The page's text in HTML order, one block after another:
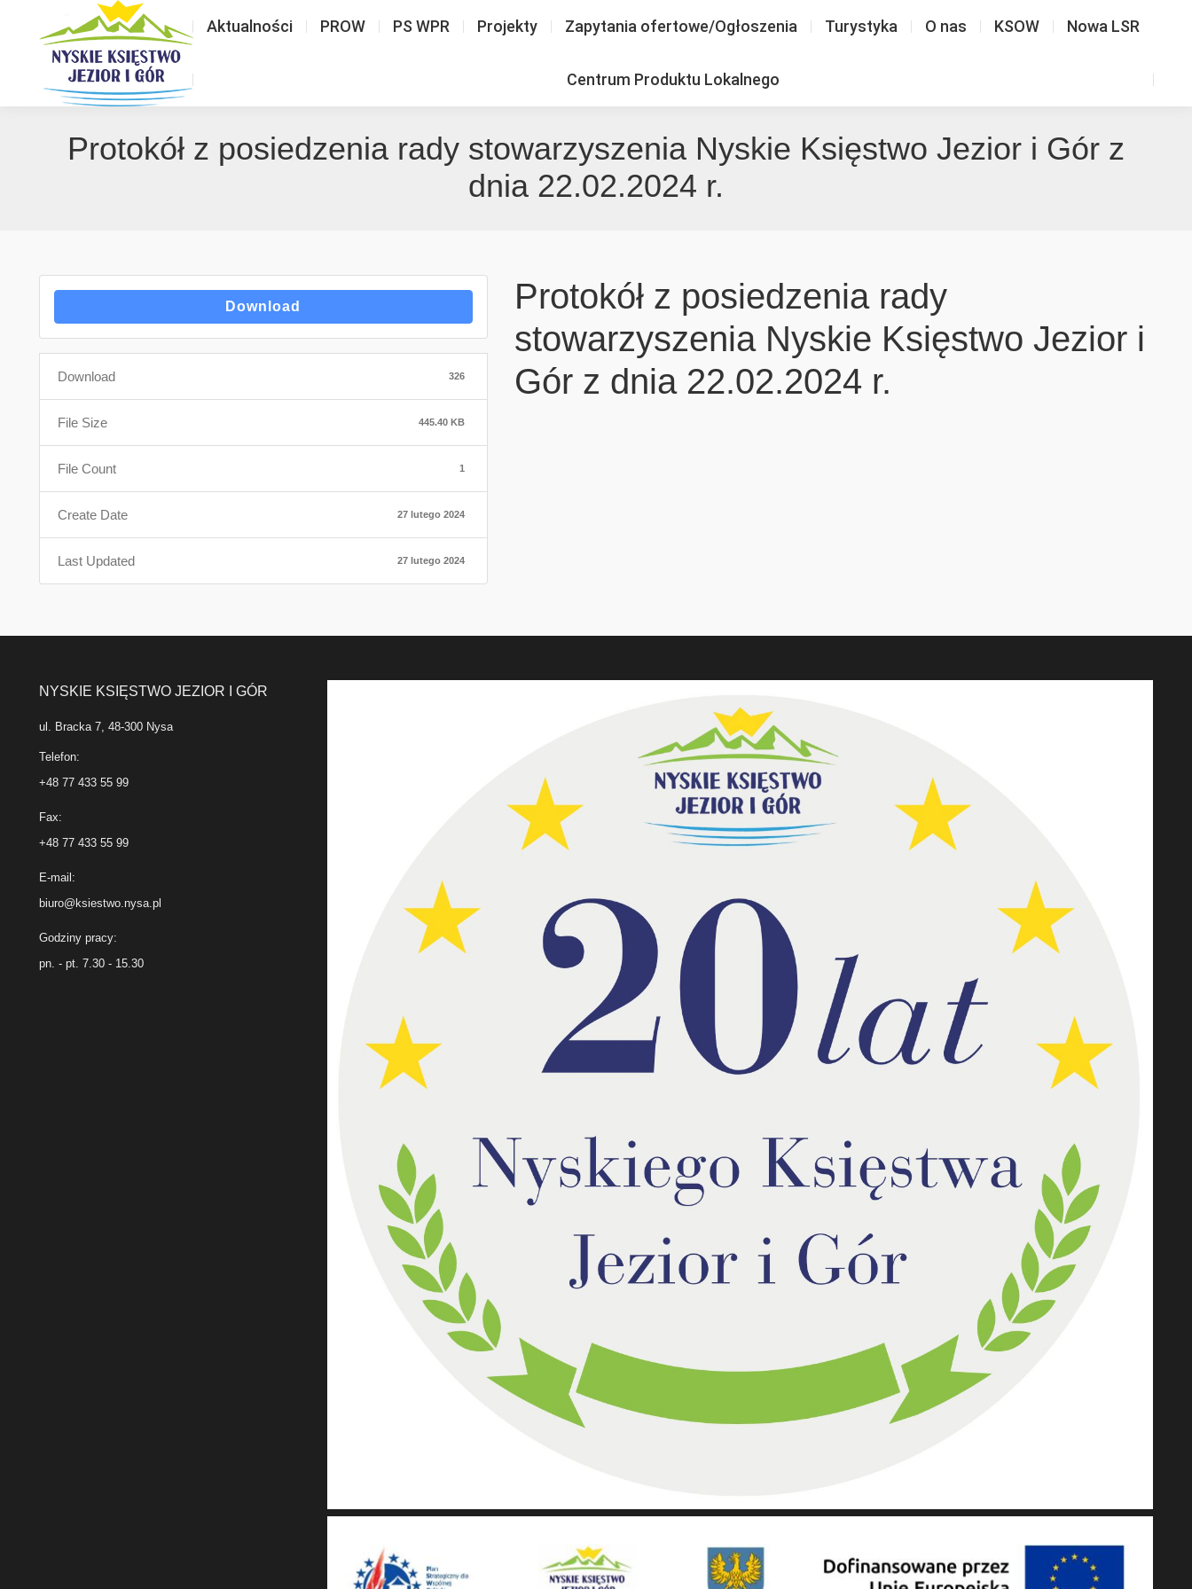
Aktualności PROW PS WPR Projekty Zapytania ofertowe/Ogłoszenia Turystyka O nas KSOW Nowa LSR
Centrum Produktu Lokalnego
Protokół z posiedzenia rady stowarzyszenia Nyskie Księstwo Jezior i Gór z
dnia 22.02.2024 r.
Download
Download 326
File Size 445.40 KB
File Count 1
Create Date 27 lutego 2024
Last Updated 27 lutego 2024
Protokół z posiedzenia rady
stowarzyszenia Nyskie Księstwo Jezior i
Gór z dnia 22.02.2024 r.
NYSKIE KSIĘSTWO JEZIOR I GÓR
ul. Bracka 7, 48-300 Nysa
Telefon:
+48 77 433 55 99
Fax:
+48 77 433 55 99
E-mail:
biuro@ksiestwo.nysa.pl
Godziny pracy:
pn. - pt. 7.30 - 15.30